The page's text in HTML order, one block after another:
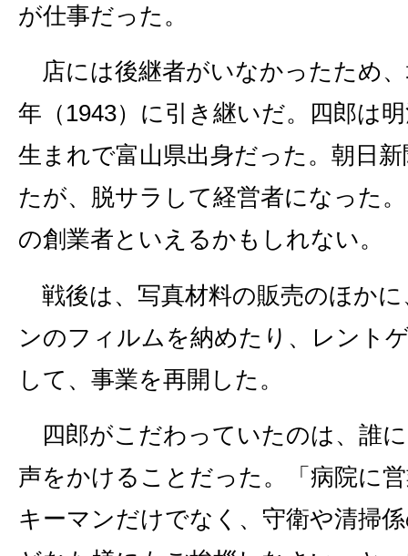
が仕事だった。
店には後継者がいなかったため
年（1943）に引き継いだ。四郎は
生まれで富山県出身だった。朝日
たが、脱サラして経営者になった
の創業者といえるかもしれない。
戦後は、写真材料の販売のほか
ンのフィルムを納めたり、レント
して、事業を再開した。
四郎がこだわっていたのは、誰
声をかけることだった。「病院に
キーマンだけでなく、守衛や清掃